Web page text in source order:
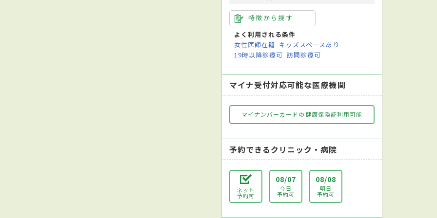
特徴から探す
よく利用される条件
女性医師在籍 キッズスペースあり
19時以降診療可 訪問診療可
マイナ受付対応可能な医療機関
マイナンバーカードの健康保険証利用可能
予約できるクリニック・病院
ネット
予約可
08/07
今日
予約可
08/08
明日
予約可